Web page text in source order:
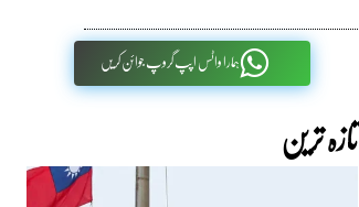
ہمارا واٹس اپپ گروپ جوائن کریں
تازہ ترین